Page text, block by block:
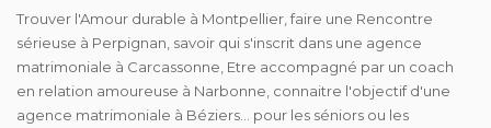
Trouver l'Amour durable à Montpellier, faire une Rencontre
sérieuse à Perpignan, savoir qui s'inscrit dans une agence
matrimoniale à Carcassonne, Etre accompagné par un coach
en relation amoureuse à Narbonne, connaitre l'objectif d'une
agence matrimoniale à Béziers... pour les séniors ou les